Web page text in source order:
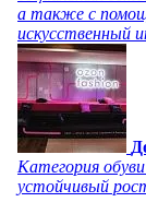
а также с
искусственный
Категория
устойчивый